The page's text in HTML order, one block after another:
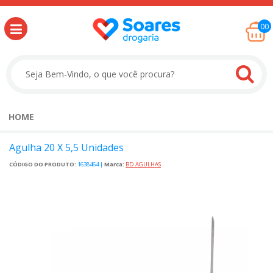
00
HOME
Agulha 20 X 5,5 Unidades
CÓDIGO DO PRODUTO: 1638464 | Marca: BD AGULHAS